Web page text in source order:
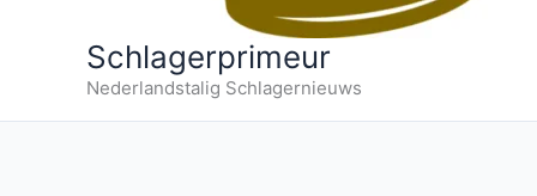
Schlagerprimeur
Nederlandstalig Schlagernieuws